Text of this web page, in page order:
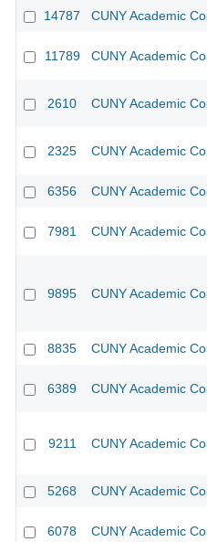
14787 CUNY Academic
11789 CUNY Academic
2610 CUNY Academic
2325 CUNY Academic
6356 CUNY Academic
7981 CUNY Academic
9895 CUNY Academic
8835 CUNY Academic
6389 CUNY Academic
9211 CUNY Academic
5268 CUNY Academic
6078 CUNY Academic